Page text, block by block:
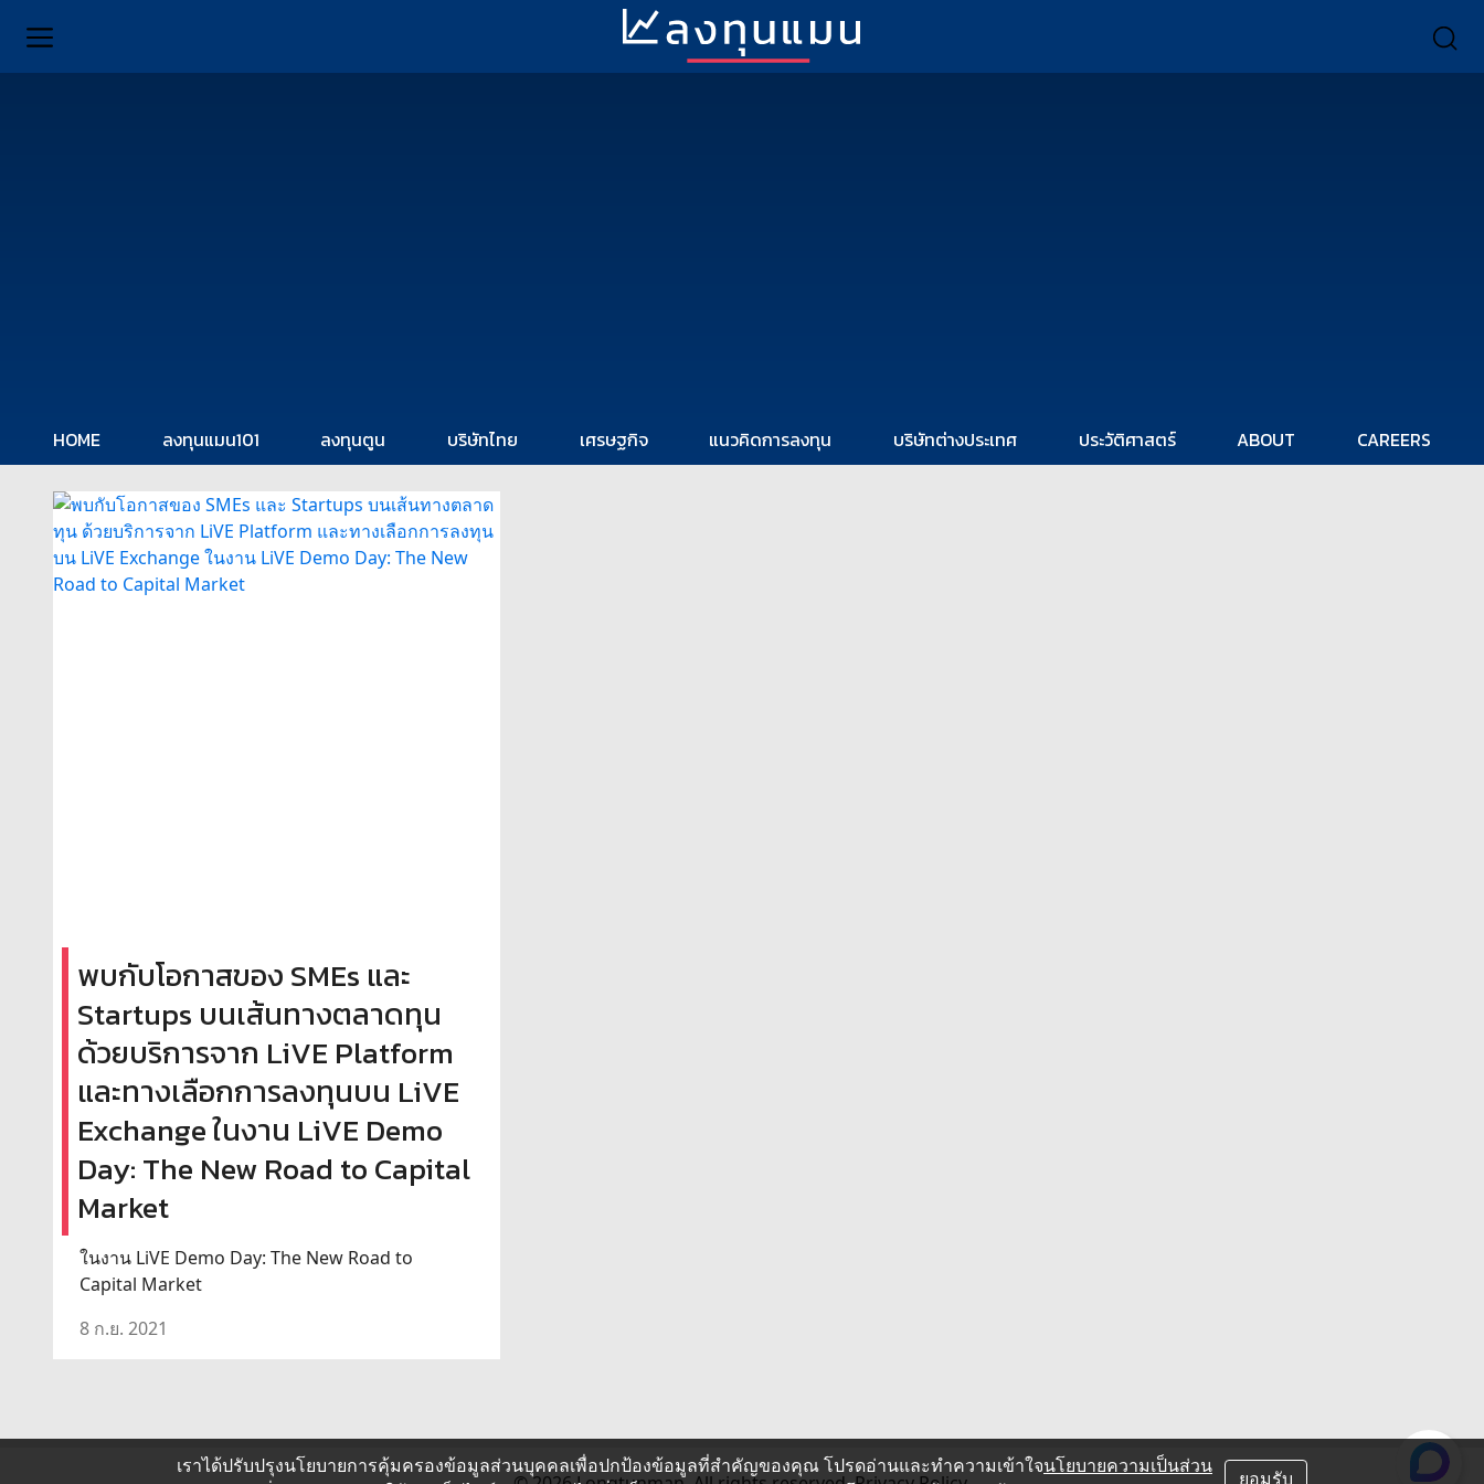
HOME ลงทุนแมน101 ลงทุนตูน บริษัทไทย เศรษฐกิจ แนวคิดการลงทุน บริษัทต่างประเทศ ประวัติศาสตร์ ABOUT CAREERS
พบกับโอกาสของ SMEs และ
Startups บนเส้นทางตลาดทุน
ด้วยบริการจาก LiVE Platform
และทางเลือกการลงทุนบน LiVE
Exchange ในงาน LiVE Demo
Day: The New Road to Capital
Market
ในงาน LiVE Demo Day: The New Road to
Capital Market
8 ก.ย. 2021
เราได้ปรับปรุงนโยบายการคุ้มครองข้อมูลส่วนบุคคลเพื่อปกป้องข้อมูลที่สำคัญของคุณ โปรดอ่านและทำความเข้าใจนโยบายความเป็นส่วน
ยอมรับ